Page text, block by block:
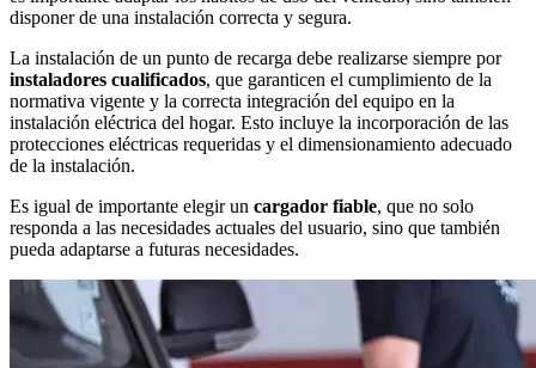
disponer de una instalación correcta y segura.
La instalación de un punto de recarga debe realizarse siempre por
instaladores cualificados, que garanticen el cumplimiento de la
normativa vigente y la correcta integración del equipo en la
instalación eléctrica del hogar. Esto incluye la incorporación de las
protecciones eléctricas requeridas y el dimensionamiento adecuado
de la instalación.
Es igual de importante elegir un cargador fiable, que no solo
responda a las necesidades actuales del usuario, sino que también
pueda adaptarse a futuras necesidades.